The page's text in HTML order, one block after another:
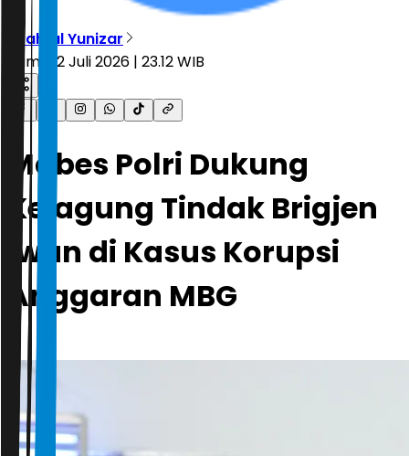
Syahrul Yunizar
Kamis, 2 Juli 2026 | 23.12 WIB
Mabes Polri Dukung
Kejagung Tindak Brigjen
Iwan di Kasus Korupsi
Anggaran MBG